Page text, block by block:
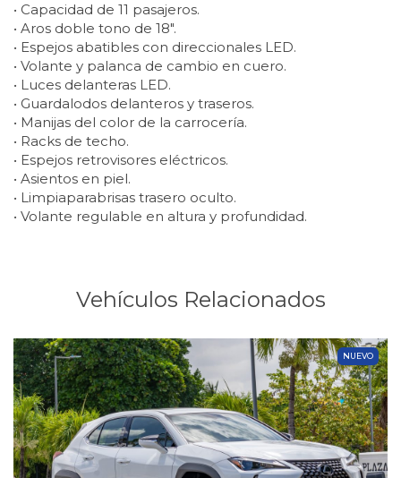
• Capacidad de 11 pasajeros.
• Aros doble tono de 18″.
• Espejos abatibles con direccionales LED.
• Volante y palanca de cambio en cuero.
• Luces delanteras LED.
• Guardalodos delanteros y traseros.
• Manijas del color de la carrocería.
• Racks de techo.
• Espejos retrovisores eléctricos.
• Asientos en piel.
• Limpiaparabrisas trasero oculto.
• Volante regulable en altura y profundidad.
Vehículos Relacionados
NUEVO